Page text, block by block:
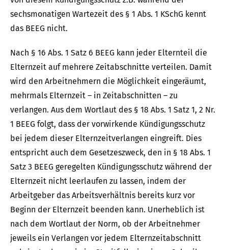
sechsmonatigen Wartezeit des § 1 Abs. 1 KSchG kennt
das BEEG nicht.
Nach § 16 Abs. 1 Satz 6 BEEG kann jeder Elternteil die
Elternzeit auf mehrere Zeitabschnitte verteilen. Damit
wird den Arbeitnehmern die Möglichkeit eingeräumt,
mehrmals Elternzeit – in Zeitabschnitten – zu
verlangen. Aus dem Wortlaut des § 18 Abs. 1 Satz 1, 2 Nr.
1 BEEG folgt, dass der vorwirkende Kündigungsschutz
bei jedem dieser Elternzeitverlangen eingreift. Dies
entspricht auch dem Gesetzeszweck, den in § 18 Abs. 1
Satz 3 BEEG geregelten Kündigungsschutz während der
Elternzeit nicht leerlaufen zu lassen, indem der
Arbeitgeber das Arbeitsverhältnis bereits kurz vor
Beginn der Elternzeit beenden kann. Unerheblich ist
nach dem Wortlaut der Norm, ob der Arbeitnehmer
jeweils ein Verlangen vor jedem Elternzeitabschnitt